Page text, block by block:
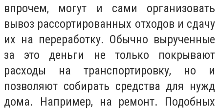
впрочем, могут и сами организовать
вывоз рассортированных отходов и сдачу
их на переработку. Обычно вырученные
за это деньги не только покрывают
расходы на транспортировку, но и
позволяют собирать средства для нужд
дома. Например, на ремонт. Подобных